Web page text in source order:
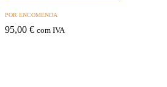
POR ENCOMENDA
95,00 € com IVA